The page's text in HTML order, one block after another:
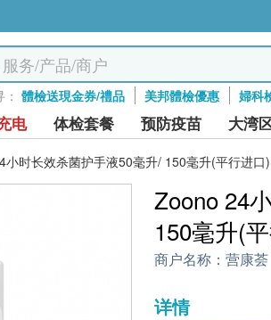
體檢送現金券/禮品 美邦體檢優惠 婦科
电 体检套餐 预防疫苗 大湾
小时长效杀菌护手液50毫升/ 150毫升(平行进口)
Zoono 24
150毫升(
商户名称： 营康荟
详情